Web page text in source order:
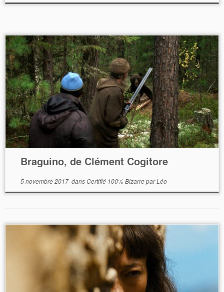
Braguino, de Clément Cogitore
5 novembre 2017dansCertifié 100% BizarreparLéo